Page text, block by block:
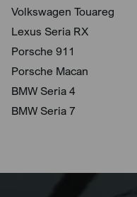
Volkswagen Touareg
Lexus Seria RX
Porsche 911
Porsche Macan
BMW Seria 4
BMW Seria 7